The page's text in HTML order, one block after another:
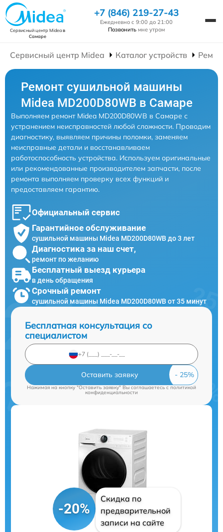
Сервисный центр Mideaв
Самаре
+7 (846) 219-27-43
Ежедневно с 9:00 до 21:00
Позвонить мне утром
Сервисный центр Midea Каталог устройств
Ремонт сушильной машины
Midea MD200D80WB в Самаре
Выполняем ремонт Midea MD200D80WB в Самаре с
устранением неисправностей любой сложности. Проводим
диагностику, выявляем причины поломки, заменяем
неисправные детали и восстанавливаем
работоспособность устройства. Используем оригинальные
или рекомендованные производителем запчасти, после
ремонта выполняем проверку всех функций и
предоставляем гарантию.
Официальный сервис
Гарантийное обслуживание
сушильной машины Midea MD200D80WB до 3 лет
Диагностика за наш счет,
ремонт по желанию
Бесплатный выезд курьера
в день обращения
Срочный ремонт
сушильной машины Midea MD200D80WB от 35 минут
Бесплатная консультация со
специалистом
Оставить заявку
Нажимая на кнопку "Оставить заявку" Вы соглашаетесь cполитикой
конфиденциальности
-20%
Скидка по
предварительной
записи на сайте